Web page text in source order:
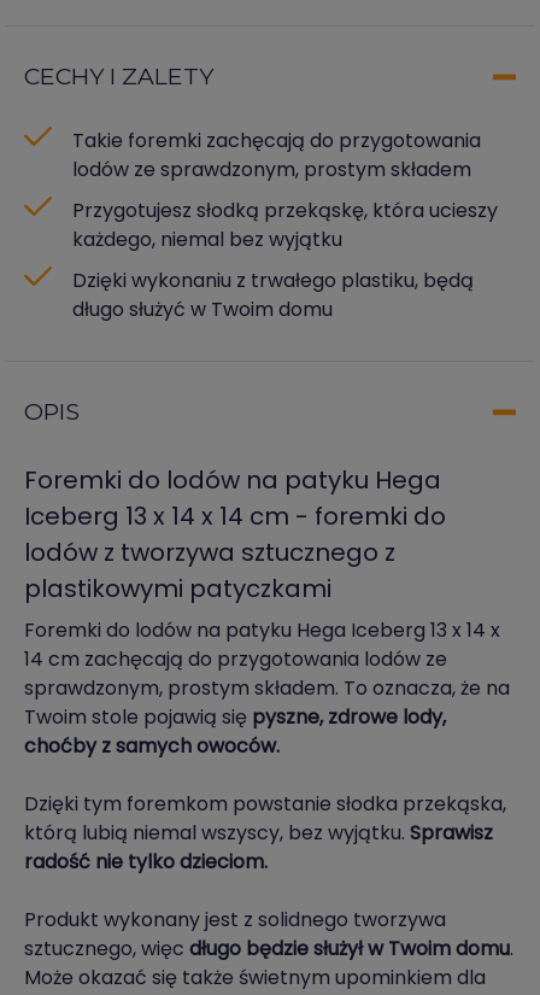
CECHY I ZALETY
Takie foremki zachęcają do przygotowania
lodów ze sprawdzonym, prostym składem
Przygotujesz słodką przekąskę, która ucieszy
każdego, niemal bez wyjątku
Dzięki wykonaniu z trwałego plastiku, będą
długo służyć w Twoim domu
OPIS
Foremki do lodów na patyku Hega
Iceberg 13 x 14 x 14 cm - foremki do
lodów z tworzywa sztucznego z
plastikowymi patyczkami
Foremki do lodów na patyku Hega Iceberg 13 x 14 x
14 cm zachęcają do przygotowania lodów ze
sprawdzonym, prostym składem. To oznacza, że na
Twoim stole pojawią się pyszne, zdrowe lody,
choćby z samych owoców.
Dzięki tym foremkom powstanie słodka przekąska,
którą lubią niemal wszyscy, bez wyjątku. Sprawisz
radość nie tylko dzieciom.
Produkt wykonany jest z solidnego tworzywa
sztucznego, więc długo będzie służył w Twoim domu.
Może okazać się także świetnym upominkiem dla